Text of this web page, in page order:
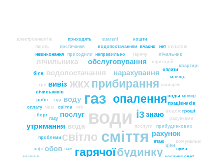
води
сміття
газ опалення
світло
будинку
із
гарячої
жкхприбирання
послуг
вода
воду
знаю
водопостачання нарахування
рахунок
вивіз
лічильника
обов
обслуговування
утримання послуги
пам
світла
ятаю
територій
проблеми
лічильників
завищені
прибудинкових
оплати
їзді
газу
водою
ціни
невиконання
чим
приходили неправильно
воды
гарячу лічильник
місяць
працівників
рахунками
борг
робіт
сума
якість постачання водопостачанням вчасно оплатою
комунальні
ліфт
оплату
біля
грн
квартирі
місяці
гроші
електроенергію приходять
что
взагалі кошти
нет